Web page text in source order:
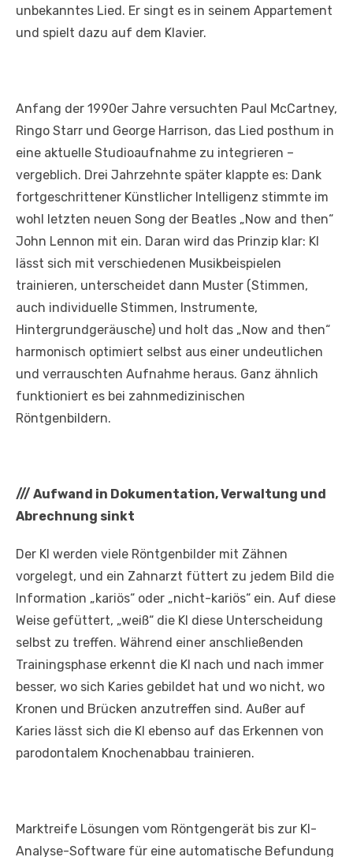
unbekanntes Lied. Er singt es in seinem Appartement
und spielt dazu auf dem Klavier.
Anfang der 1990er Jahre versuchten Paul McCartney,
Ringo Starr und George Harrison, das Lied posthum in
eine aktuelle Studioaufnahme zu integrieren –
vergeblich. Drei Jahrzehnte später klappte es: Dank
fortgeschrittener Künstlicher Intelligenz stimmte im
wohl letzten neuen Song der Beatles „Now and then“
John Lennon mit ein. Daran wird das Prinzip klar: KI
lässt sich mit verschiedenen Musikbeispielen
trainieren, unterscheidet dann Muster (Stimmen,
auch individuelle Stimmen, Instrumente,
Hintergrundgeräusche) und holt das „Now and then“
harmonisch optimiert selbst aus einer undeutlichen
und verrauschten Aufnahme heraus. Ganz ähnlich
funktioniert es bei zahnmedizinischen
Röntgenbildern.
/// Aufwand in Dokumentation, Verwaltung und
Abrechnung sinkt
Der KI werden viele Röntgenbilder mit Zähnen
vorgelegt, und ein Zahnarzt füttert zu jedem Bild die
Information „kariös“ oder „nicht-kariös“ ein. Auf diese
Weise gefüttert, „weiß“ die KI diese Unterscheidung
selbst zu treffen. Während einer anschließenden
Trainingsphase erkennt die KI nach und nach immer
besser, wo sich Karies gebildet hat und wo nicht, wo
Kronen und Brücken anzutreffen sind. Außer auf
Karies lässt sich die KI ebenso auf das Erkennen von
parodontalem Knochenabbau trainieren.
Marktreife Lösungen vom Röntgengerät bis zur KI-
Analyse-Software für eine automatische Befundung